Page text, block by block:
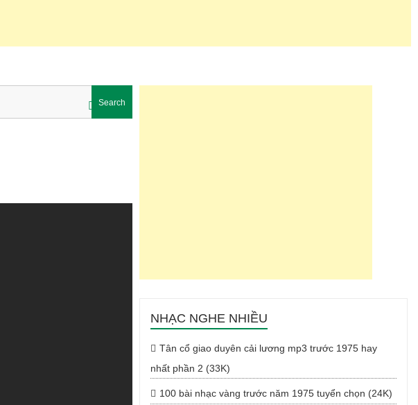
Search
NHẠC NGHE NHIỀU
Tân cổ giao duyên cải lương mp3 trước 1975 hay
nhất phần 2 (33K)
100 bài nhạc vàng trước năm 1975 tuyển chọn (24K)